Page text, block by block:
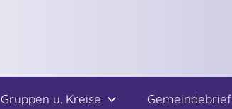
Gruppen u. Kreise Gemeindebrief